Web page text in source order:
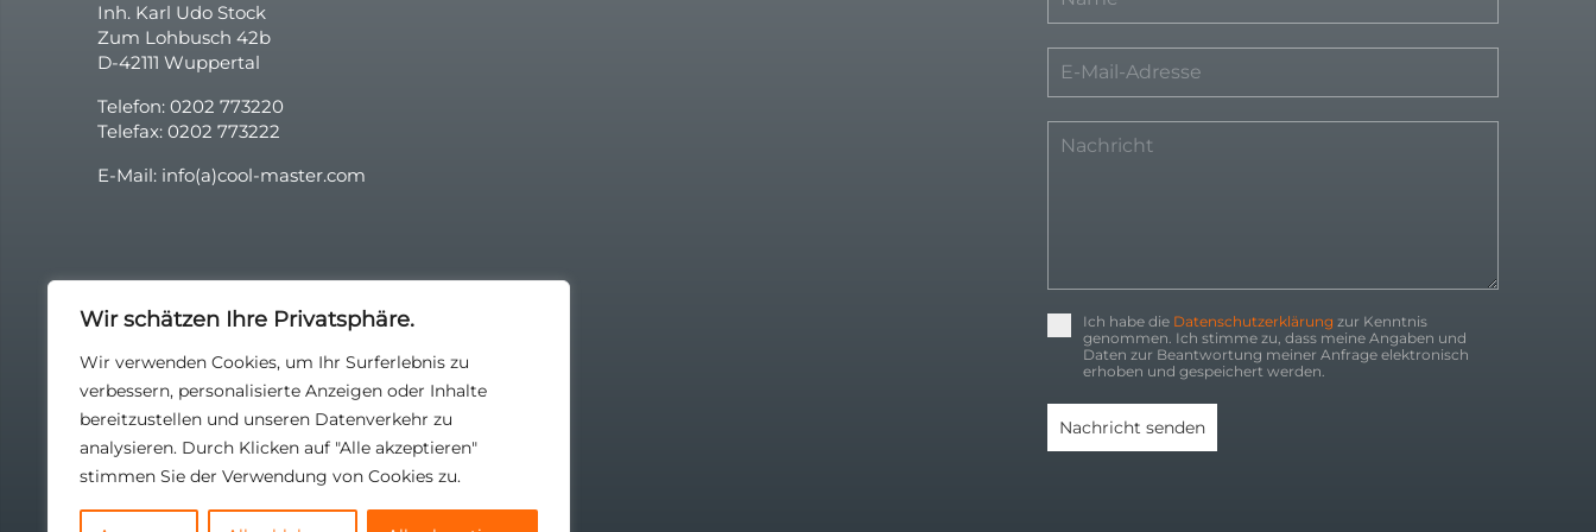
Wir schätzen Ihre Privatsphäre.
Wir verwenden Cookies, um Ihr Surferlebnis zu
verbessern, personalisierte Anzeigen oder Inhalte
bereitzustellen und unseren Datenverkehr zu
analysieren. Durch Klicken auf "Alle akzeptieren"
stimmen Sie der Verwendung von Cookies zu.
Inh. Karl Udo Stock
Zum Lohbusch 42b
D-42111 Wuppertal
Telefon: 0202 773220
Telefax: 0202 773222
E-Mail: info(a)cool-master.com
Ich habe die Datenschutzerklärung zur Kenntnis
genommen. Ich stimme zu, dass meine Angaben und
Daten zur Beantwortung meiner Anfrage elektronisch
erhoben und gespeichert werden.
Nachricht senden